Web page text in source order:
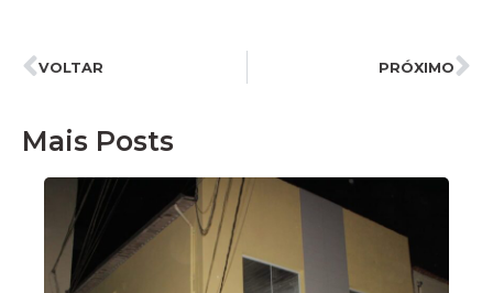
VOLTAR PRÓXIMO
Mais Posts